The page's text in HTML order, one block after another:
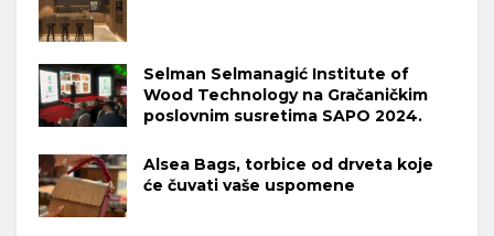
Selman Selmanagić Institute of
Wood Technology na Gračaničkim
poslovnim susretima SAPO 2024.
Alsea Bags, torbice od drveta koje
će čuvati vaše uspomene